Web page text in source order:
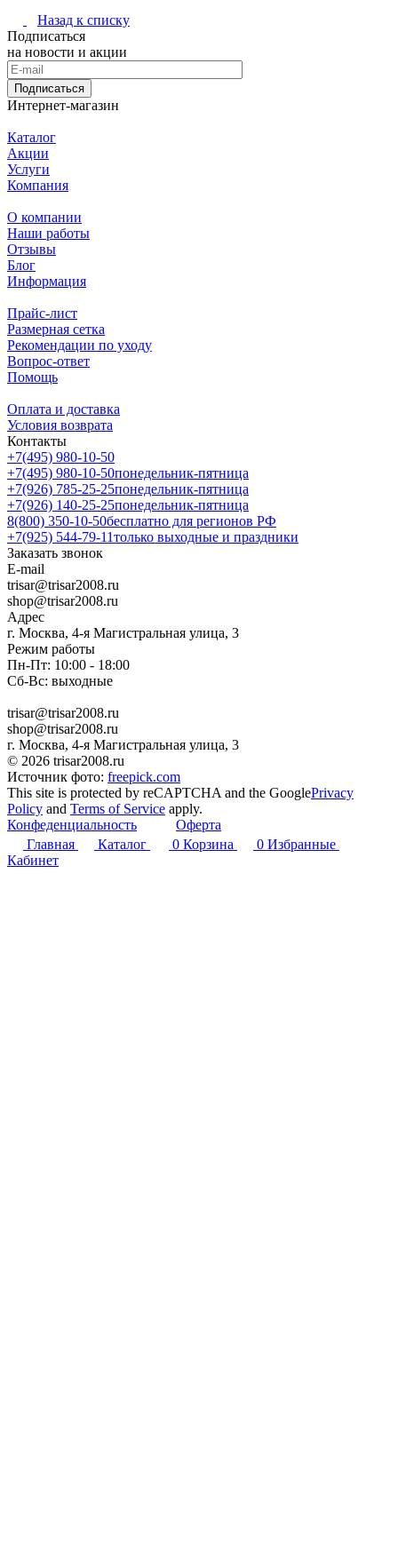
Назад к списку
Подписаться
на новости и акции
Подписаться
Интернет-магазин
Каталог
Акции
Услуги
Компания
О компании
Наши работы
Отзывы
Блог
Информация
Прайс-лист
Размерная сетка
Рекомендации по уходу
Вопрос-ответ
Помощь
Оплата и доставка
Условия возврата
Контакты
+7(495) 980-10-50
+7(495) 980-10-50понедельник-пятница
+7(926) 785-25-25понедельник-пятница
+7(926) 140-25-25понедельник-пятница
8(800) 350-10-50бесплатно для регионов РФ
+7(925) 544-79-11только выходные и праздники
Заказать звонок
E-mail
trisar@trisar2008.ru
shop@trisar2008.ru
Адрес
г. Москва, 4-я Магистральная улица, 3
Режим работы
Пн-Пт: 10:00 - 18:00
Сб-Вс: выходные
trisar@trisar2008.ru
shop@trisar2008.ru
г. Москва, 4-я Магистральная улица, 3
© 2026 trisar2008.ru
Источник фото: freepick.com
This site is protected by reCAPTCHA and the GooglePrivacy
Policy and Terms of Service apply.
Конфеденциальность
Оферта
Главная
Каталог 0 Корзина 0 Избранные
Кабинет